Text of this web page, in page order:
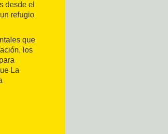
desde el
refugio
que
los
La